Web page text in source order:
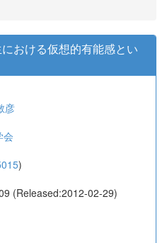
おける仮想的有能感とい
彦
会
)
(Released:2012-02-29)